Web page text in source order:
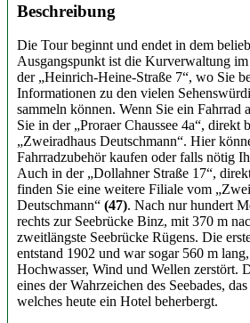
Beschreibung
Die Tour beginnt und endet in dem
Ausgangspunkt ist die Kurverwaltung im
der „Heinrich-Heine-Straße 7“, wo Sie
Informationen zu den vielen
sammeln können. Wenn Sie ein Fahrrad
Sie in der „Proraer Chaussee 4a“, direkt
„Zweiradhaus Deutschmann“. Hier
Fahrradzubehör kaufen oder falls nötig
Auch in der „Dollahner Straße 17“,
finden Sie eine weitere Filiale vom
Deutschmann“ (47). Nach nur hundert
rechts zur Seebrücke Binz, mit 370 m
zweitlängste Seebrücke Rügens. Die
entstand 1902 und war sogar 560 m
Hochwasser, Wind und Wellen zerstört.
eines der Wahrzeichen des Seebades,
welches heute ein Hotel beherbergt.